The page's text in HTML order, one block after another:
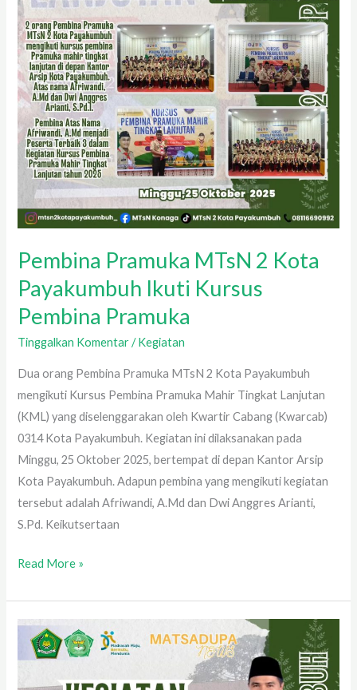
Pembina Pramuka MTsN 2 Kota
Payakumbuh Ikuti Kursus
Pembina Pramuka
Tinggalkan Komentar /Kegiatan
Dua orang Pembina Pramuka MTsN 2 Kota Payakumbuh
mengikuti Kursus Pembina Pramuka Mahir Tingkat Lanjutan
(KML) yang diselenggarakan oleh Kwartir Cabang (Kwarcab)
0314 Kota Payakumbuh. Kegiatan ini dilaksanakan pada
Minggu, 25 Oktober 2025, bertempat di depan Kantor Arsip
Kota Payakumbuh. Adapun pembina yang mengikuti kegiatan
tersebut adalah Afriwandi, A.Md dan Dwi Anggres Arianti,
S.Pd. Keikutsertaan
Pembina
Pramuka
Read More »
Senam
Pagi